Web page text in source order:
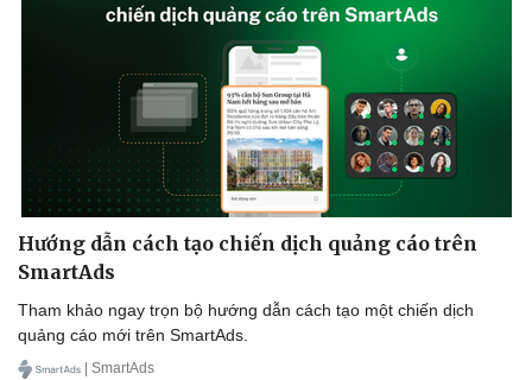
Sức khỏe
Dinh dưỡng - món ngon
Cây thuốc
Đời sống
Hướng dẫn cách tạo chiến dịch quảng cáo trên
SmartAds
Tham khảo ngay trọn bộ hướng dẫn cách tạo một chiến dịch
quảng cáo mới trên SmartAds.
| SmartAds